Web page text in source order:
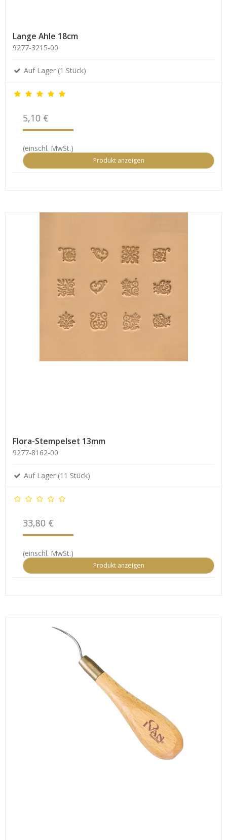
Lange Ahle 18cm
9277-3215-00
Auf Lager (1 Stück)
5,10 €
(einschl. MwSt.)
Produkt anzeigen
Flora-Stempelset 13mm
9277-8162-00
Auf Lager (11 Stück)
33,80 €
(einschl. MwSt.)
Produkt anzeigen